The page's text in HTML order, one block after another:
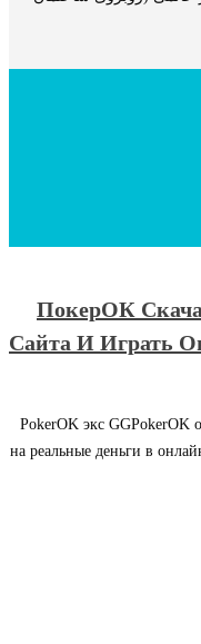
ПокерОК
Сайта И Играть
PokerOK экс GGPokerOK
на реальные деньги в